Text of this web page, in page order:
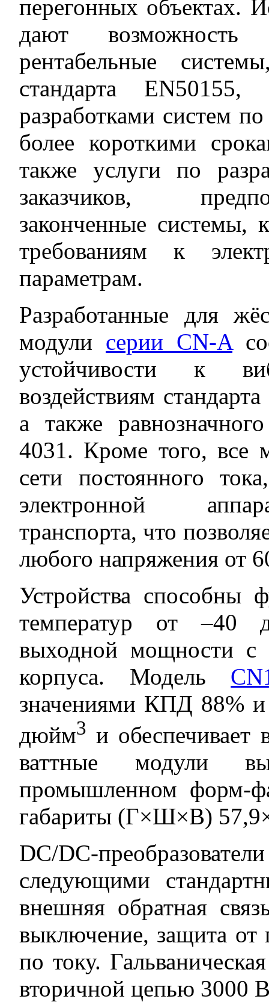
перегонных объектах.
дают возможность
рентабельные
стандарта
разработками систем
более короткими
также услуги по
заказчиков,
законченные системы,
требованиям к
параметрам.
Разработанные для
модули серии CN-A
устойчивости к
воздействиям
а также
4031. Кроме того, все
сети постоянного
электронной
транспорта, что
любого напряжения от
Устройства способны
температур от –40
выходной мощности с
корпуса. Модель
значениями КПД 88%
дюйм3 и
ваттные модули
промышленном форм-
габариты (Г×Ш×В)
DC/DC-
следующими
внешняя обратная
выключение, защита от
по току.
вторичной цепью 3000